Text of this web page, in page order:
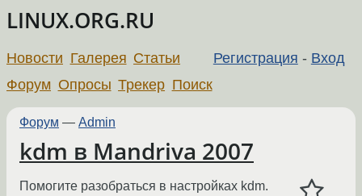
LINUX.ORG.RU
Регистрация - Вход
Новости Галерея Статьи
Форум Опросы Трекер Поиск
Форум — Admin
kdm в Mandriva 2007
Помогите разобраться в настройках kdm.